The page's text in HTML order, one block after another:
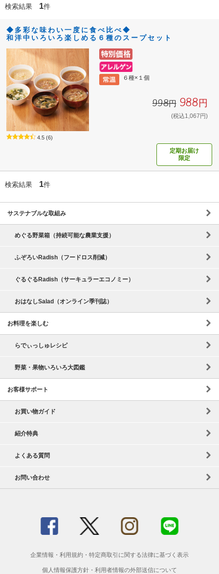
検索結果 1件
◆多彩な味わい一度に食べ比べ◆
和洋中いろいろ楽しめる６種のスープセット
６種×１個
998円 988円
(税込1,067円)
4.5 (6)
定期お届け
限定
検索結果 1件
サステナブルな取組み
めぐる野菜箱（持続可能な農業支援）
ふぞろいRadish（フードロス削減）
ぐるぐるRadish（サーキュラーエコノミー）
おはなしSalad（オンライン季刊誌）
お料理を楽しむ
らでぃっしゅレシピ
野菜・果物いろいろ大図鑑
お客様サポート
お買い物ガイド
紹介特典
よくある質問
お問い合わせ
企業情報 ・ 利用規約 ・ 特定商取引に関する法律に基づく表示
個人情報保護方針 ・ 利用者情報の外部送信について